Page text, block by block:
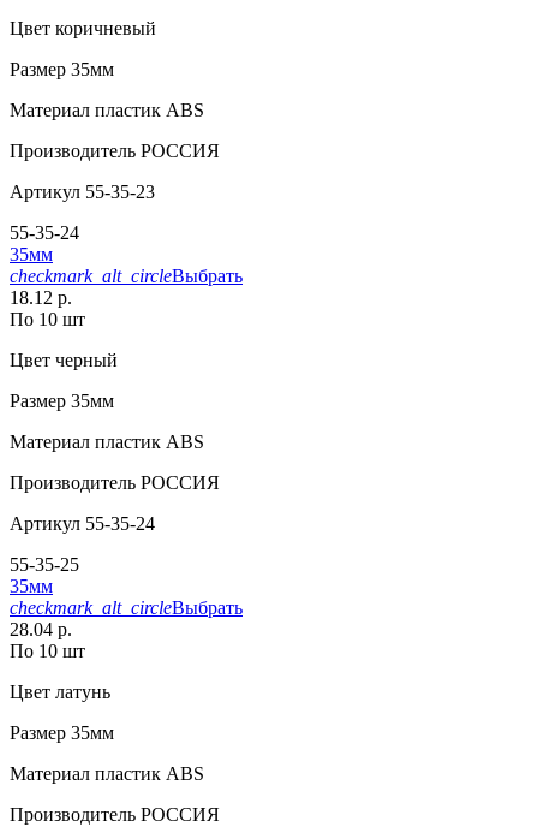
Цвет коричневый
Размер 35мм
Материал пластик АВS
Производитель РОССИЯ
Артикул 55-35-23
55-35-24
35мм
checkmark_alt_circleВыбрать
18.12 р.
По 10 шт
Цвет черный
Размер 35мм
Материал пластик АВS
Производитель РОССИЯ
Артикул 55-35-24
55-35-25
35мм
checkmark_alt_circleВыбрать
28.04 р.
По 10 шт
Цвет латунь
Размер 35мм
Материал пластик АВS
Производитель РОССИЯ